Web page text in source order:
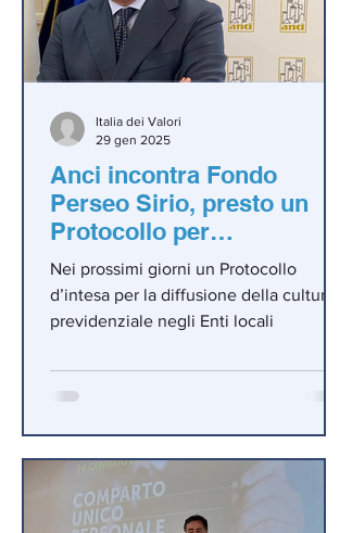
Anci incontra Fondo
Perseo Sirio, presto un
Protocollo per
promuovere la cultura
previdenziale
Nei prossimi giorni un Protocollo
d’intesa per la diffusione della cultura
previdenziale negli Enti locali
Italia dei Valori
29 gen 2025